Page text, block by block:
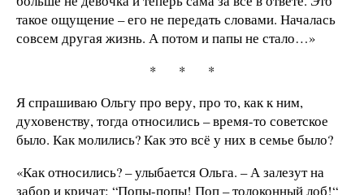
такое ощущение – его не передать словами. Началась
совсем другая жизнь. А потом и папы не стало…»
* * *
Я спрашиваю Ольгу про веру, про то, как к ним,
духовенству, тогда относились – время-то советское
было. Как молились? Как это всё у них в семье было?
«Как относились? – улыбается Ольга. – А залезут на
забор и кричат: “Попы-попы! Поп – толоконный лоб!“